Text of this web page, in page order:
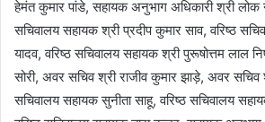
हेमंत कुमार पांडे, सहायक अनुभाग अधिकारी श्री लोक
सचिवालय सहायक श्री प्रदीप कुमार साव, वरिष्ठ
यादव, वरिष्ठ सचिवालय सहायक श्री पुरूषोत्तम लाल
सोरी, अवर सचिव श्री राजीव कुमार झाड़े, अवर सचिव
सचिवालय सहायक सुनीता साहू, वरिष्ठ सचिवालय